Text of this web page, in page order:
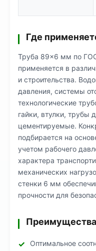
Где
Труба 89×6 мм по
применяется в
и строительства.
давления, системы
технологические
гайки, втулки, трубы
цементируемые.
подбирается на
учетом рабочего
характера
механических
стенки 6 мм
прочности для
Преимущества
Оптимальное